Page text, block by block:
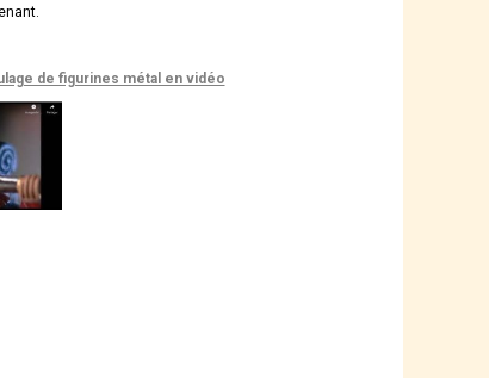
de figurines métal en vidéo